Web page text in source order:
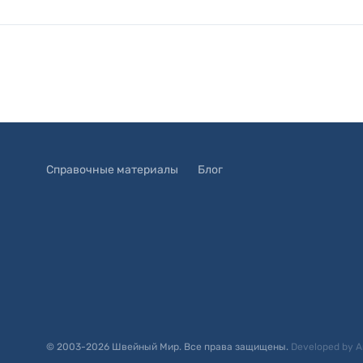
Справочные материалы Блог
© 2003-2026 Швейный Мир. Все права защищены. Developed by